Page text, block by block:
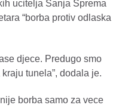
ucitelja Sanja Sprema
“borba protiv odlaska
djece. Predugo smo
tunela”, dodala je.
borba samo za vece